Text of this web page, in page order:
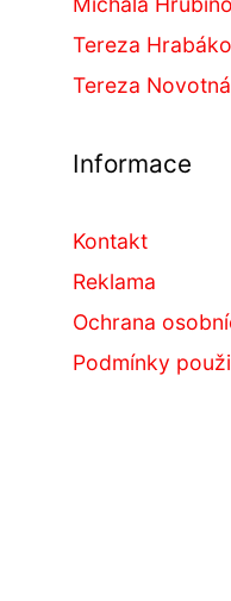
Tereza
Tereza Novotná
Informace
Kontakt
Reklama
Ochrana
Podmínky